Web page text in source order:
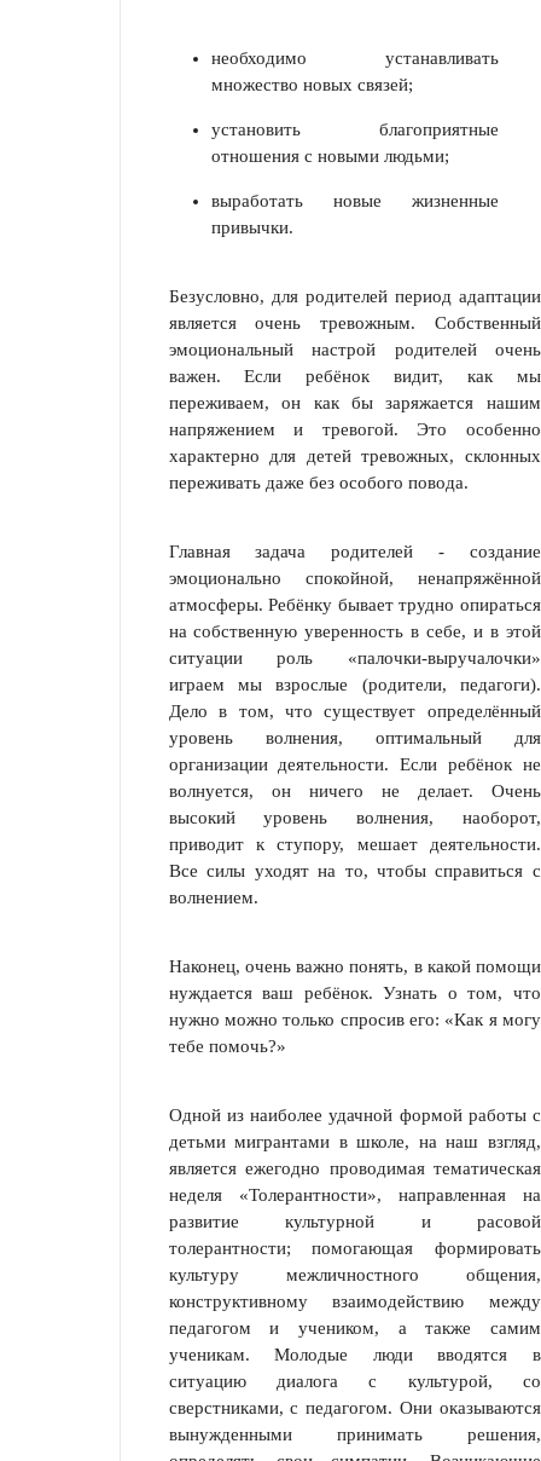
необходимо устанавливать
множество новых связей;
установить благоприятные
отношения с новыми людьми;
выработать новые жизненные
привычки.
Безусловно, для родителей период адаптации
является очень тревожным. Собственный
эмоциональный настрой родителей очень
важен. Если ребёнок видит, как мы
переживаем, он как бы заряжается нашим
напряжением и тревогой. Это особенно
характерно для детей тревожных, склонных
переживать даже без особого повода.
Главная задача родителей - создание
эмоционально спокойной, ненапряжённой
атмосферы. Ребёнку бывает трудно опираться
на собственную уверенность в себе, и в этой
ситуации роль «палочки-выручалочки»
играем мы взрослые (родители, педагоги).
Дело в том, что существует определённый
уровень волнения, оптимальный для
организации деятельности. Если ребёнок не
волнуется, он ничего не делает. Очень
высокий уровень волнения, наоборот,
приводит к ступору, мешает деятельности.
Все силы уходят на то, чтобы справиться с
волнением.
Наконец, очень важно понять, в какой помощи
нуждается ваш ребёнок. Узнать о том, что
нужно можно только спросив его: «Как я могу
тебе помочь?»
Одной из наиболее удачной формой работы с
детьми мигрантами в школе, на наш взгляд,
является ежегодно проводимая тематическая
неделя «Толерантности», направленная на
развитие культурной и расовой
толерантности; помогающая формировать
культуру межличностного общения,
конструктивному взаимодействию между
педагогом и учеником, а также самим
ученикам. Молодые люди вводятся в
ситуацию диалога с культурой, со
сверстниками, с педагогом. Они оказываются
вынужденными принимать решения,